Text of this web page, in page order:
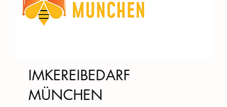
IMKEREIBEDARF
MÜNCHEN